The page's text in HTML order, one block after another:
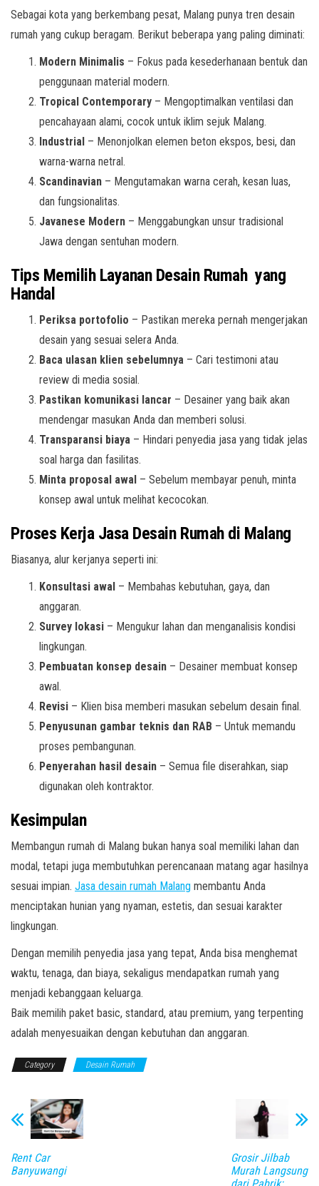
Sebagai kota yang berkembang pesat, Malang punya tren desain
rumah yang cukup beragam. Berikut beberapa yang paling diminati:
Modern Minimalis – Fokus pada kesederhanaan bentuk dan
penggunaan material modern.
Tropical Contemporary – Mengoptimalkan ventilasi dan
pencahayaan alami, cocok untuk iklim sejuk Malang.
Industrial – Menonjolkan elemen beton ekspos, besi, dan
warna-warna netral.
Scandinavian – Mengutamakan warna cerah, kesan luas,
dan fungsionalitas.
Javanese Modern – Menggabungkan unsur tradisional
Jawa dengan sentuhan modern.
Tips Memilih Layanan Desain Rumah yang
Handal
Periksa portofolio – Pastikan mereka pernah mengerjakan
desain yang sesuai selera Anda.
Baca ulasan klien sebelumnya – Cari testimoni atau
review di media sosial.
Pastikan komunikasi lancar – Desainer yang baik akan
mendengar masukan Anda dan memberi solusi.
Transparansi biaya – Hindari penyedia jasa yang tidak jelas
soal harga dan fasilitas.
Minta proposal awal – Sebelum membayar penuh, minta
konsep awal untuk melihat kecocokan.
Proses Kerja Jasa Desain Rumah di Malang
Biasanya, alur kerjanya seperti ini:
Konsultasi awal – Membahas kebutuhan, gaya, dan
anggaran.
Survey lokasi – Mengukur lahan dan menganalisis kondisi
lingkungan.
Pembuatan konsep desain – Desainer membuat konsep
awal.
Revisi – Klien bisa memberi masukan sebelum desain final.
Penyusunan gambar teknis dan RAB – Untuk memandu
proses pembangunan.
Penyerahan hasil desain – Semua file diserahkan, siap
digunakan oleh kontraktor.
Kesimpulan
Membangun rumah di Malang bukan hanya soal memiliki lahan dan
modal, tetapi juga membutuhkan perencanaan matang agar hasilnya
sesuai impian. Jasa desain rumah Malang membantu Anda
menciptakan hunian yang nyaman, estetis, dan sesuai karakter
lingkungan.
Dengan memilih penyedia jasa yang tepat, Anda bisa menghemat
waktu, tenaga, dan biaya, sekaligus mendapatkan rumah yang
menjadi kebanggaan keluarga.
Baik memilih paket basic, standard, atau premium, yang terpenting
adalah menyesuaikan dengan kebutuhan dan anggaran.
Category Desain Rumah
Rent Car
Banyuwangi
Grosir Jilbab
Murah Langsung
dari Pabrik: